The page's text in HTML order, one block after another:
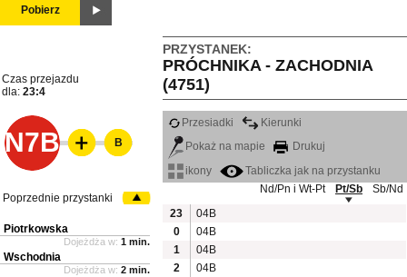
Pobierz
PRZYSTANEK:
PRÓCHNIKA - ZACHODNIA
(4751)
Czas przejazdu
dla: 23:4
N7B
Przesiadki
Kierunki
Pokaż na mapie
Drukuj
ikony
Tabliczka jak na przystanku
Nd/Pn i Wt-Pt
Pt/Sb
Sb/Nd
23
04B
0
04B
1
04B
2
04B
B
Poprzednie przystanki
Piotrkowska
Dojeżdża w: 1 min.
Wschodnia
Dojeżdża w: 2 min.